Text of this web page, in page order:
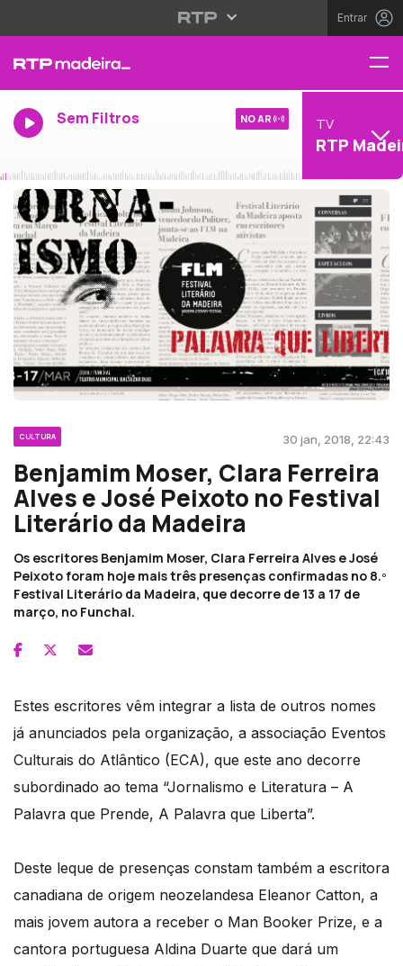
Entrar
Sem Filtros NO AR TV
RTP
CULTURA 30 jan, 2018, 22:43
Benjamim Moser, Clara Ferreira
Alves e José Peixoto no Festival
Literário da Madeira
Os escritores Benjamim Moser, Clara Ferreira Alves e José
Peixoto foram hoje mais três presenças confirmadas no 8.º
Festival Literário da Madeira, que decorre de 13 a 17 de
março, no Funchal.
Estes escritores vêm integrar a lista de outros nomes
já anunciados pela organização, a associação Eventos
Culturais do Atlântico (ECA), que este ano decorre
subordinado ao tema “Jornalismo e Literatura – A
Palavra que Prende, A Palavra que Liberta”.
Deste leque de presenças constam também a escritora
canadiana de origem neozelandesa Eleanor Catton, a
mais jovem autora a receber o Man Booker Prize, e a
cantora portuguesa Aldina Duarte que dará um